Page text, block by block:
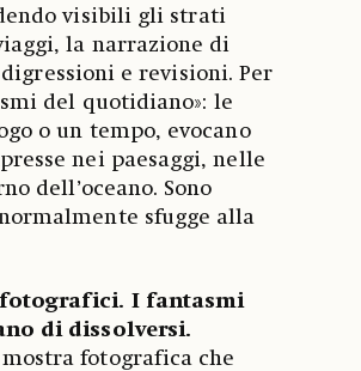
visibili gli strati
la narrazione di
e revisioni. Per
del quotidiano»: le
o un tempo, evocano
nei paesaggi, nelle
dell’oceano. Sono
sfugge alla
fotografici. I fantasmi
di dissolversi.
fotografica che